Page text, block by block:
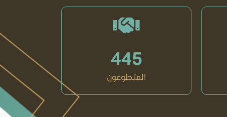
445
المتطوعون